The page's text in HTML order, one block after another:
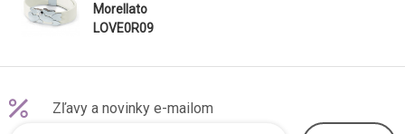
Morellato
LOVE0R09
Zľavy a novinky e-mailom